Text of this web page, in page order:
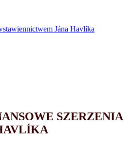
Jána Havlíka
SZERZENIA